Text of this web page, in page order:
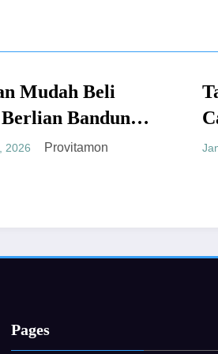
Beli
Tak Perlu
Cara
Sendiri
January 19, 2026